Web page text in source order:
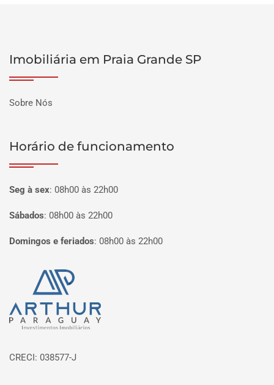
Imobiliária em Praia Grande SP
Sobre Nós
Horário de funcionamento
Seg à sex: 08h00 às 22h00
Sábados: 08h00 às 22h00
Domingos e feriados: 08h00 às 22h00
Página inicial
CRECI: 038577-J